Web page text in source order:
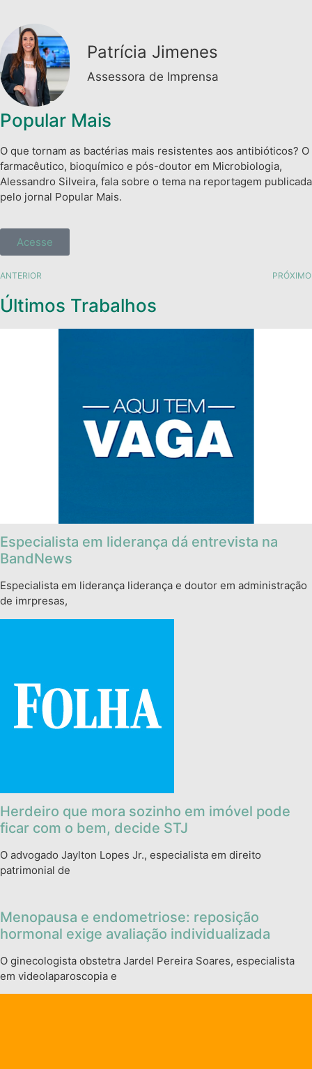
Patrícia Jimenes
Assessora de Imprensa
Popular Mais
O que tornam as bactérias mais resistentes aos antibióticos? O
farmacêutico, bioquímico e pós-doutor em Microbiologia,
Alessandro Silveira, fala sobre o tema na reportagem publicada
pelo jornal Popular Mais.
Acesse
ANTERIOR PRÓXIMO
Últimos Trabalhos
Especialista em liderança dá entrevista na
BandNews
Especialista em liderança liderança e doutor em administração
de imrpresas,
Herdeiro que mora sozinho em imóvel pode
ficar com o bem, decide STJ
O advogado Jaylton Lopes Jr., especialista em direito
patrimonial de
Menopausa e endometriose: reposição
hormonal exige avaliação individualizada
O ginecologista obstetra Jardel Pereira Soares, especialista
em videolaparoscopia e